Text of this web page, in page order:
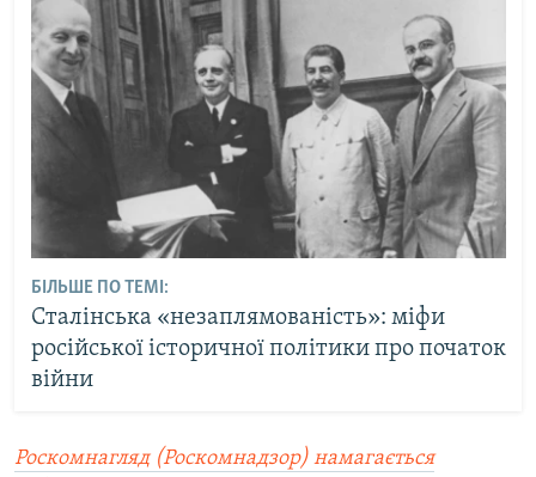
БІЛЬШЕ ПО ТЕМІ:
Сталінська «незаплямованість»: міфи
російської історичної політики про початок
війни
Роскомнагляд (Роскомнадзор) намагається